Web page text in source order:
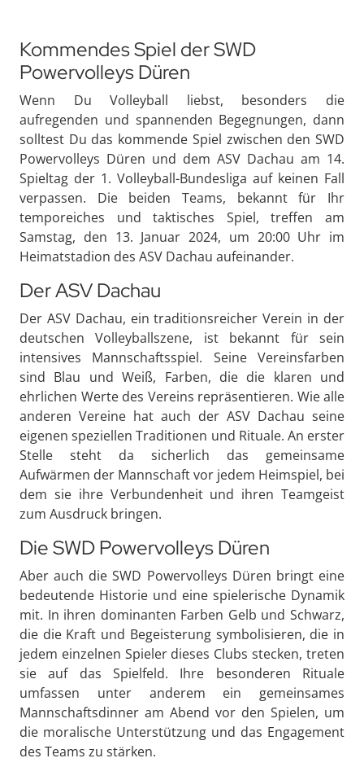
Kommendes Spiel der SWD
Powervolleys Düren
Wenn Du Volleyball liebst, besonders die
aufregenden und spannenden Begegnungen, dann
solltest Du das kommende Spiel zwischen den SWD
Powervolleys Düren und dem ASV Dachau am 14.
Spieltag der 1. Volleyball-Bundesliga auf keinen Fall
verpassen. Die beiden Teams, bekannt für Ihr
temporeiches und taktisches Spiel, treffen am
Samstag, den 13. Januar 2024, um 20:00 Uhr im
Heimatstadion des ASV Dachau aufeinander.
Der ASV Dachau
Der ASV Dachau, ein traditionsreicher Verein in der
deutschen Volleyballszene, ist bekannt für sein
intensives Mannschaftsspiel. Seine Vereinsfarben
sind Blau und Weiß, Farben, die die klaren und
ehrlichen Werte des Vereins repräsentieren. Wie alle
anderen Vereine hat auch der ASV Dachau seine
eigenen speziellen Traditionen und Rituale. An erster
Stelle steht da sicherlich das gemeinsame
Aufwärmen der Mannschaft vor jedem Heimspiel, bei
dem sie ihre Verbundenheit und ihren Teamgeist
zum Ausdruck bringen.
Die SWD Powervolleys Düren
Aber auch die SWD Powervolleys Düren bringt eine
bedeutende Historie und eine spielerische Dynamik
mit. In ihren dominanten Farben Gelb und Schwarz,
die die Kraft und Begeisterung symbolisieren, die in
jedem einzelnen Spieler dieses Clubs stecken, treten
sie auf das Spielfeld. Ihre besonderen Rituale
umfassen unter anderem ein gemeinsames
Mannschaftsdinner am Abend vor den Spielen, um
die moralische Unterstützung und das Engagement
des Teams zu stärken.